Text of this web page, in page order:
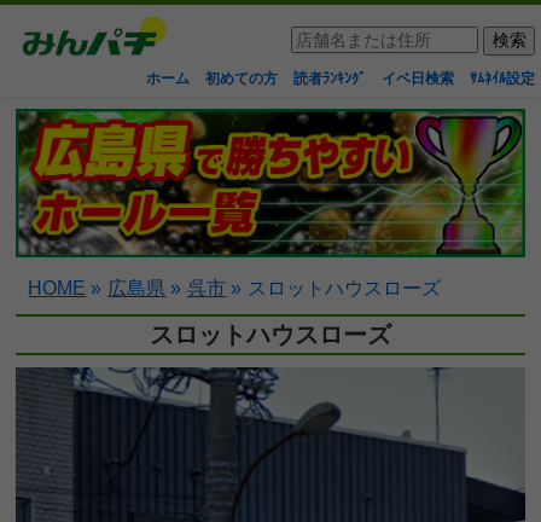
ホーム 初めての方 読者ﾗﾝｷﾝｸﾞ イベ日検索 ｻﾑﾈｲﾙ設定
HOME » 広島県 » 呉市 » スロットハウスローズ
スロットハウスローズ